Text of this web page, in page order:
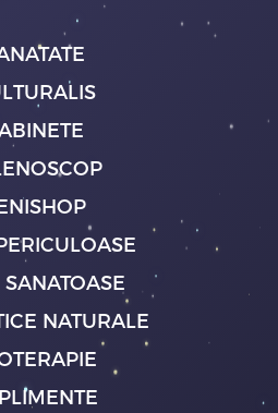
SANATOASE
NATURALE